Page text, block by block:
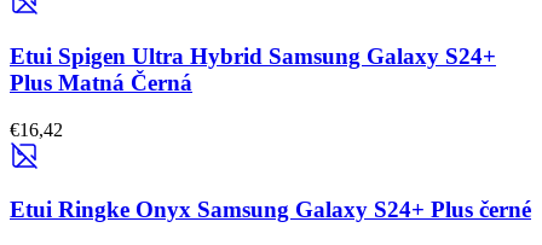
Etui Spigen Ultra Hybrid Samsung Galaxy S24+
Plus Matná Černá
€16,42
Etui Ringke Onyx Samsung Galaxy S24+ Plus černé